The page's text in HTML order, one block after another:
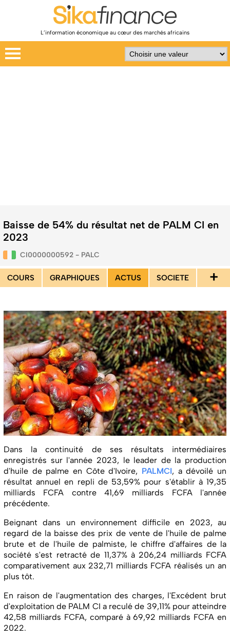
L’information économique au cœur des marchés africains
Baisse de 54% du résultat net de PALM CI en
2023
CI0000000592 - PALC
COURS GRAPHIQUES ACTUS SOCIETE +
Dans la continuité de ses résultats intermédiaires
enregistrés sur l'année 2023, le leader de la production
d'huile de palme en Côte d'Ivoire, PALMCI, a dévoilé un
résultat annuel en repli de 53,59% pour s'établir à 19,35
milliards FCFA contre 41,69 milliards FCFA l'année
précédente.
Beignant dans un environnement difficile en 2023, au
regard de la baisse des prix de vente de l'huile de palme
brute et de l'huile de palmiste, le chiffre d'affaires de la
société s'est retracté de 11,37% à 206,24 milliards FCFA
comparativement aux 232,71 milliards FCFA réalisés un an
plus tôt.
En raison de l'augmentation des charges, l'Excédent brut
d'exploitation de PALM CI a reculé de 39,11% pour atteindre
42,58 milliards FCFA, comparé à 69,92 milliards FCFA en
2022.